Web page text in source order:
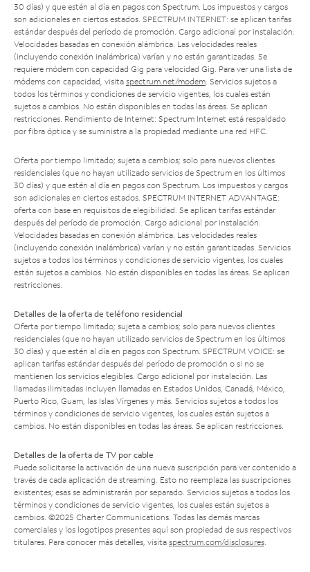
30 días) y que estén al día en pagos con Spectrum. Los impuestos y cargos
son adicionales en ciertos estados. SPECTRUM INTERNET: se aplican tarifas
estándar después del período de promoción. Cargo adicional por instalación.
Velocidades basadas en conexión alámbrica. Las velocidades reales
(incluyendo conexión inalámbrica) varían y no están garantizadas. Se
requiere módem con capacidad Gig para velocidad Gig. Para ver una lista de
módems con capacidad, visita spectrum.net/modem . Servicios sujetos a
todos los términos y condiciones de servicio vigentes, los cuales están
sujetos a cambios. No están disponibles en todas las áreas. Se aplican
restricciones. Rendimiento de Internet: Spectrum Internet está respaldado
por fibra óptica y se suministra a la propiedad mediante una red HFC.
Oferta por tiempo limitado; sujeta a cambios; solo para nuevos clientes
residenciales (que no hayan utilizado servicios de Spectrum en los últimos
30 días) y que estén al día en pagos con Spectrum. Los impuestos y cargos
son adicionales en ciertos estados. SPECTRUM INTERNET ADVANTAGE:
oferta con base en requisitos de elegibilidad. Se aplican tarifas estándar
después del período de promoción. Cargo adicional por instalación.
Velocidades basadas en conexión alámbrica. Las velocidades reales
(incluyendo conexión inalámbrica) varían y no están garantizadas. Servicios
sujetos a todos los términos y condiciones de servicio vigentes, los cuales
están sujetos a cambios. No están disponibles en todas las áreas. Se aplican
restricciones.
Detalles de la oferta de teléfono residencial
Oferta por tiempo limitado; sujeta a cambios; solo para nuevos clientes
residenciales (que no hayan utilizado servicios de Spectrum en los últimos
30 días) y que estén al día en pagos con Spectrum. SPECTRUM VOICE: se
aplican tarifas estándar después del período de promoción o si no se
mantienen los servicios elegibles. Cargo adicional por instalación. Las
llamadas ilimitadas incluyen llamadas en Estados Unidos, Canadá, México,
Puerto Rico, Guam, las Islas Vírgenes y más. Servicios sujetos a todos los
términos y condiciones de servicio vigentes, los cuales están sujetos a
cambios. No están disponibles en todas las áreas. Se aplican restricciones.
Detalles de la oferta de TV por cable
Puede solicitarse la activación de una nueva suscripción para ver contenido a
través de cada aplicación de streaming. Esto no reemplaza las suscripciones
existentes; esas se administrarán por separado. Servicios sujetos a todos los
términos y condiciones de servicio vigentes, los cuales están sujetos a
cambios. ©2025 Charter Communications. Todas las demás marcas
comerciales y los logotipos presentes aquí son propiedad de sus respectivos
titulares. Para conocer más detalles, visita spectrum.com/disclosures